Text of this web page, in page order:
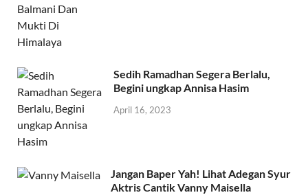
Sedih Ramadhan Segera Berlalu,
Begini ungkap Annisa Hasim
April 16, 2023
Jangan Baper Yah! Lihat Adegan Syur
Aktris Cantik Vanny Maisella